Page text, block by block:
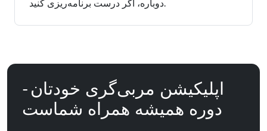
دوباره، اگر درست برنامه‌ریزی کنید.
اپلیکیشن مربی‌گری خودتان -
دوره همیشه همراه شماست